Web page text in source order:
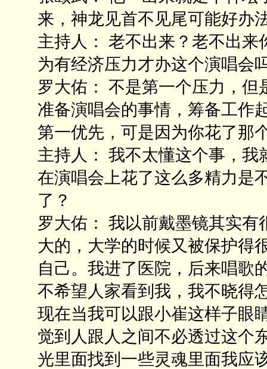
来，神龙见首不见尾可能好办
主持人： 老不出来？老不出
为有经济压力才办这个演唱会
罗大佑： 不是第一个压力，
准备演唱会的事情，筹备工作
第一优先，可是因为你花了那
主持人： 我不太懂这个事，
在演唱会上花了这么多精力是
了？
罗大佑： 我以前戴墨镜其实
大的，大学的时候又被保护得
自己。我进了医院，后来唱歌
不希望人家看到我，我不晓得
现在当我可以跟小崔这样子眼
觉到人跟人之间不必透过这个
光里面找到一些灵魂里面我应